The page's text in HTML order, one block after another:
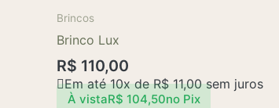
Brincos
Brinco Lux
R$ 110,00
Em até 10x deR$11,00sem juros
À vistaR$ 104,50no Pix